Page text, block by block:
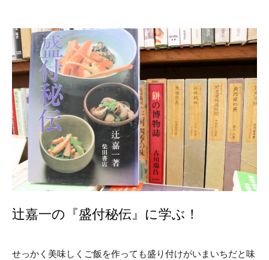
辻嘉一の『盛付秘伝』に学ぶ！
せっかく美味しくご飯を作っても盛り付けがいまいちだと味